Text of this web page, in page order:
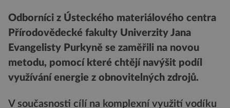
Odborníci z Ústeckého materiálového centra
Přírodovědecké fakulty Univerzity Jana
Evangelisty Purkyně se zaměřili na novou
metodu, pomocí které chtějí navýšit podíl
využívání energie z obnovitelných zdrojů.
V současnosti cílí na komplexní využití vodíku